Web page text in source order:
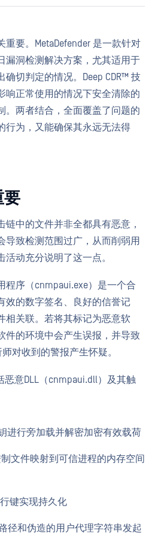
要。MetaDefender 是一款针对
漏洞检测解决方案，尤其适用于
切判定的情况。Deep CDR™ 技
响正常使用的情况下安全清除的
。两者结合，全面覆盖了问题的
行为，又能确保其永远无法得
要
中的文件并非全都具有恶意，
导致检测范围过广，从而削弱用
动充分说明了这一点。
程序（cnmpaui.exe）是一个合
效的数字签名、良好的信誉记
相关联。若将其标记为恶意软
件的环境中会产生误报，并导致
对收到的警报产生怀疑。
恶意DLL（cnmpaui.dll）及其触
进行旁加载并解密加密有效载荷
文件映射到可信进程的内存空间
键实现持久化
径和伪造的用户代理字符串发起